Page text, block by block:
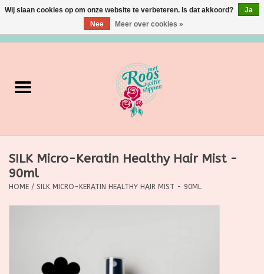
Verzorging
Grimeermateriaal
Eten/Drinken
Ditjes & Datjes
SILK Micro-Keratin Healthy Hair Mist -
90ml
HOME / SILK MICRO-KERATIN HEALTHY HAIR MIST - 90ML
Wij slaan cookies op om onze website te verbeteren. Is dat akkoord?
Ja
Nee
Meer over cookies »